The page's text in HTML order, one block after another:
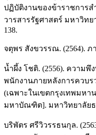
ปฏิบัติงานของข้าราชการส
วารสารรัฐศาสตร์ มหาวิท
138.
จตุพร สังขวรรณ. (2564). ภ
น้ำผึ้ง โชติ. (2556). ความ
พนักงานภายหลังการควบ
(เฉพาะในเขตกรุงเทพมห
มหาบัณฑิต]. มหาวิทยาลัยธ
บริพัตร ศรีวิวรรธนกุล.